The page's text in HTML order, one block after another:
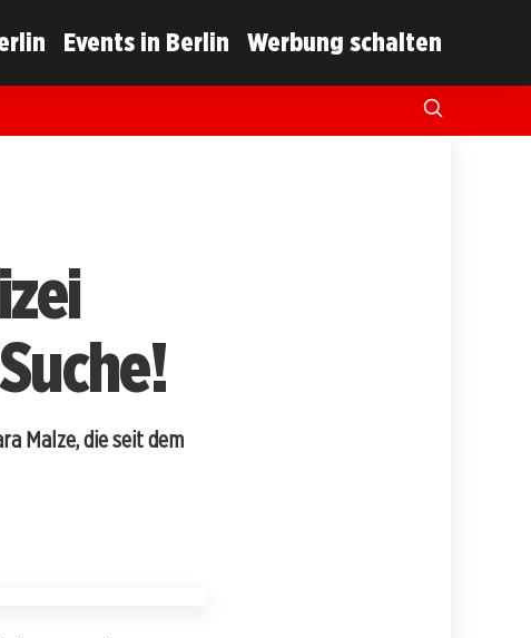
Events in Berlin Werbung schalten
Malze, die seit dem